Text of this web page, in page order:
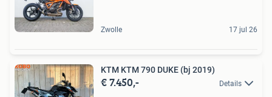
Zwolle 17 jul 26
KTM KTM 790 DUKE (bj 2019)
€ 7.450,- Details